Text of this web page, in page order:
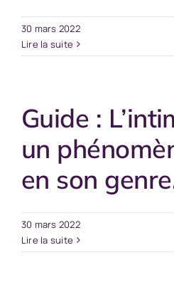
30 mars 2022
Lire la suite
Guide :
un
en son
30 mars 2022
Lire la suite